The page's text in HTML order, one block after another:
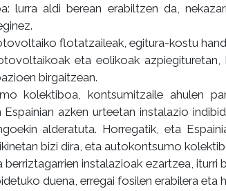
lurra aldi berean erabiltzen da,
flotatzaileak, egitura-kostu
eta eolikoak
birgaitzean.
kolektiboa, kontsumitzaile ahulen
Espainian azken urteetan instalazio
alderatuta. Horregatik, eta
bizi dira, eta autokontsumo
instalazioak ezartzea, iturri
duena, erregai fosilen erabilera